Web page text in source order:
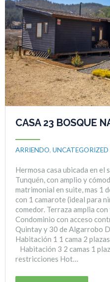
CASA 23 BOSQUE
ARRIENDO, UNCATEGORIZED
Hermosa casa ubicada en
Tunquén, con amplio y
matrimonial en suite, mas 1
con 1 camarote (ideal para
comedor. Terraza amplia
Condominio con acceso
Quintay y 30 de Algarrobo
Habitación 1 1 cama 2
Habitación 3 2 camas 1
restricciones​ Hot…